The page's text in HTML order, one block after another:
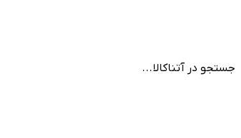
جستجو در آتناکالا...